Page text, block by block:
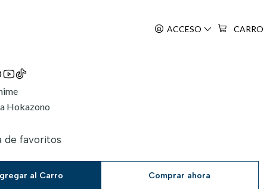
ACCESO CARRO
Hokazono
de favoritos
al Carro Comprar ahora